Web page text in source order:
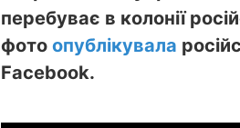
перебуває в колонії
фото опублікувала
Facebook.